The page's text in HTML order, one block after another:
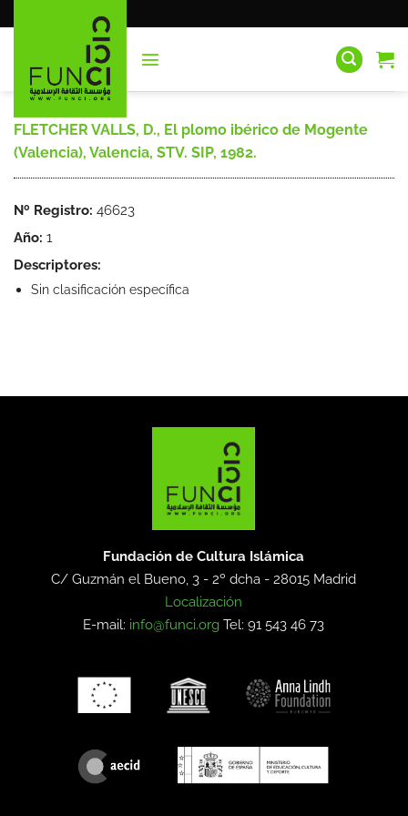
al
FLETCHER VALLS, D., El plomo ibérico de Mogente
(Valencia), Valencia, STV. SIP, 1982.
Nº Registro: 46623
Año: 1
Descriptores:
Sin clasificación específica
Fundación de Cultura Islámica
C/ Guzmán el Bueno, 3 - 2º dcha -28015 Madrid
Localización
E-mail: info@funci.org Tel: 91 543 46 73